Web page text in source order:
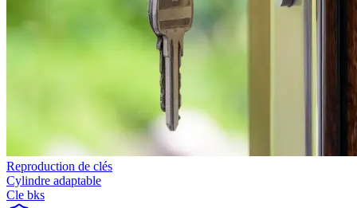
Reproduction de clés
Cylindre adaptable
Cle bks